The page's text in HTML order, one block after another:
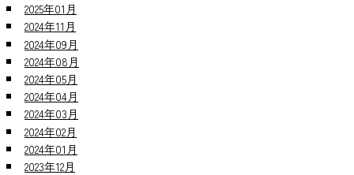
2025年01月
2024年11月
2024年09月
2024年08月
2024年05月
2024年04月
2024年03月
2024年02月
2024年01月
2023年12月